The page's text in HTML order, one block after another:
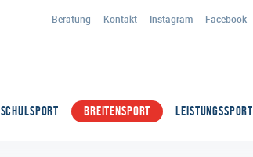
Beratung Kontakt Instagram Facebook
SCHULSPORT BREITENSPORT LEISTUNGSSPORT